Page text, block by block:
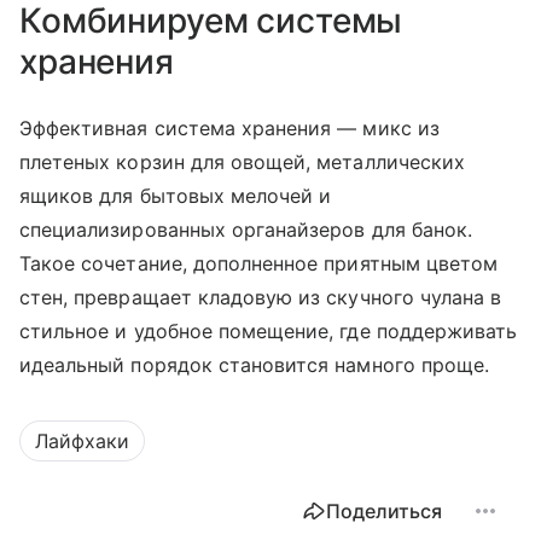
Комбинируем системы
хранения
Эффективная система хранения — микс из
плетеных корзин для овощей, металлических
ящиков для бытовых мелочей и
специализированных органайзеров для банок.
Такое сочетание, дополненное приятным цветом
стен, превращает кладовую из скучного чулана в
стильное и удобное помещение, где поддерживать
идеальный порядок становится намного проще.
Лайфхаки
Поделиться